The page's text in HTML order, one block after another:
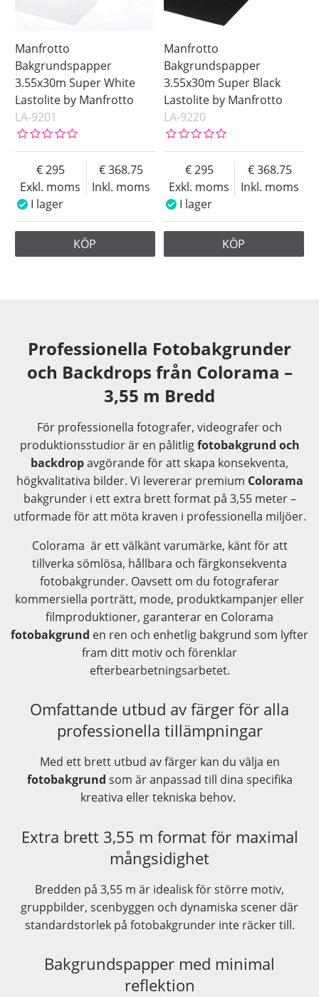
Manfrotto
Bakgrundspapper
3.55x30m Super White
Lastolite by Manfrotto
LA-9201
Exkl. moms
295
Inkl. moms
368.75
I lager
KÖP
Manfrotto
Bakgrundspapper
3.55x30m Super Black
Lastolite by Manfrotto
LA-9220
Exkl. moms
295
Inkl. moms
368.75
I lager
KÖP
Professionella Fotobakgrunder
och Backdrops från Colorama –
3,55 m Bredd
För professionella fotografer, videografer och
produktionsstudior är en pålitligfotobakgrund och
backdropavgörande för att skapa konsekventa,
högkvalitativa bilder. Vi levererar premium Colorama
bakgrunder i ett extra brett format på 3,55 meter –
utformade för att möta kraven i professionella miljöer.
Colorama är ett välkänt varumärke, känt för att
tillverka sömlösa, hållbara och färgkonsekventa
fotobakgrunder. Oavsett om du fotograferar
kommersiella porträtt, mode, produktkampanjer eller
filmproduktioner, garanterar en Colorama
fotobakgrund en ren och enhetlig bakgrund som lyfter
fram ditt motiv och förenklar
efterbearbetningsarbetet.
Omfattande utbud av färger för alla
professionella tillämpningar
Med ett brett utbud av färger kan du välja en
fotobakgrund som är anpassad till dina specifika
kreativa eller tekniska behov.
Extra brett 3,55 m format för maximal
mångsidighet
Bredden på 3,55 m är idealisk för större motiv,
gruppbilder, scenbyggen och dynamiska scener där
standardstorlek på fotobakgrunder inte räcker till.
Bakgrundspapper med minimal
reflektion